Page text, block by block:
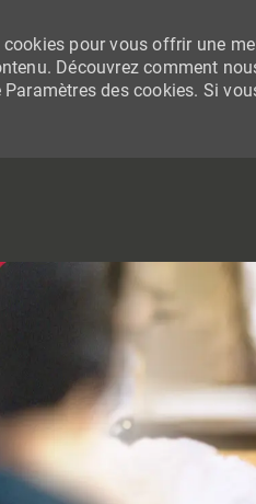
pour vous offrir une
Découvrez comment
des cookies. Si